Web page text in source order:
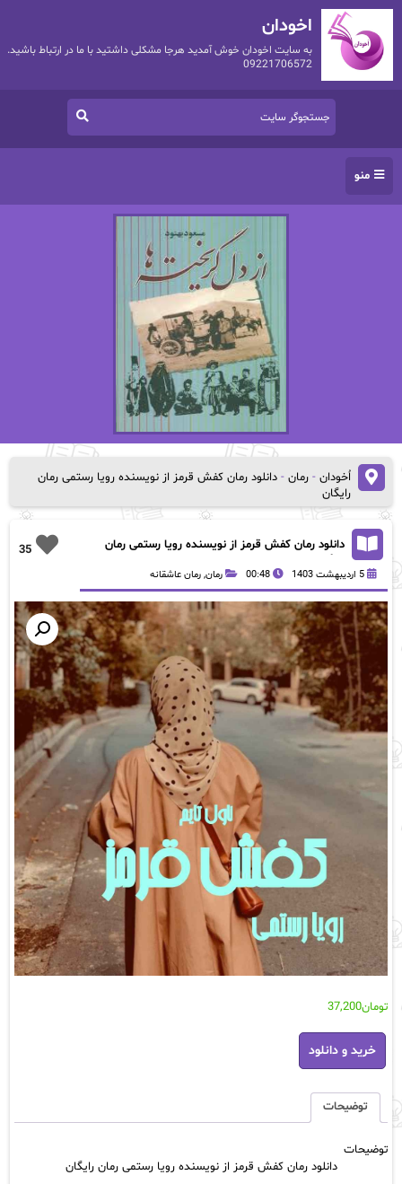
اخودان
به سایت اخودان خوش آمدید هرجا مشکلی داشتید با ما در ارتباط باشید.
09221706572
منو
اُخودان- رمان- دانلود رمان کفش قرمز از نویسنده رویا رستمی رمان
رایگان
35
دانلود رمان کفش قرمز از نویسنده رویا رستمی رمان
5 اردیبهشت 1403 00:48 رمان, رمان عاشقانه
تومان37,200
دانلود
رمان
کفش
نویسنده
رستمی
خرید و دانلود
توضیحات
توضیحات
دانلود رمان کفش قرمز از نویسنده رویا رستمی رمان رایگان